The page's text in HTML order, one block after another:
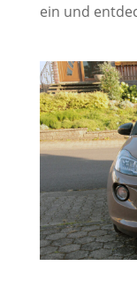
ein und